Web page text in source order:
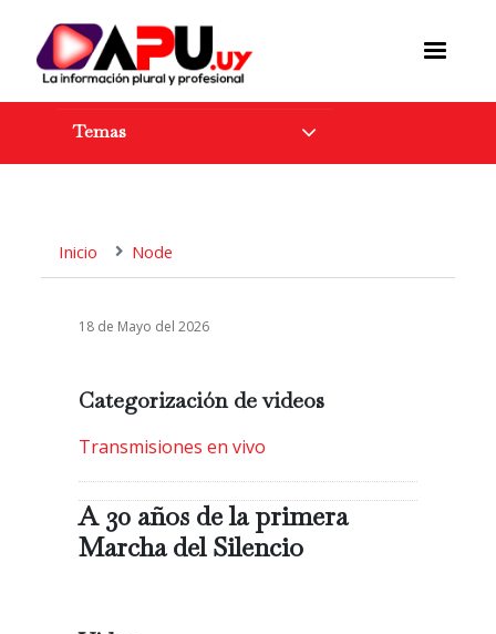
Temas
Inicio Node
18 de Mayo del 2026
Categorización de videos
Transmisiones en vivo
A 30 años de la primera
Marcha del Silencio